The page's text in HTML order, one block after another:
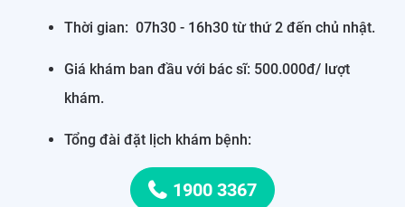
Thời gian: 07h30 - 16h30 từ thứ 2 đến chủ nhật.
Giá khám ban đầu với bác sĩ: 500.000đ/ lượt
khám.
Tổng đài đặt lịch khám bệnh:
1900 3367